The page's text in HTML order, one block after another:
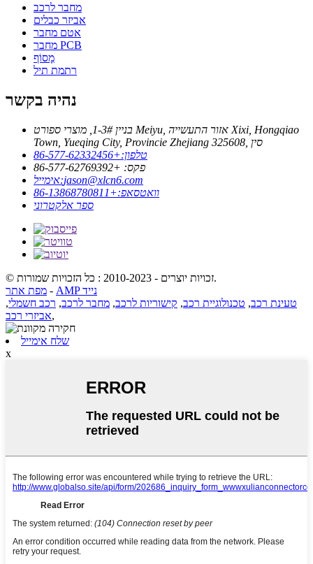
מחבר לרכב
אביזר כבלים
אטם מחבר
מחבר PCB
מָסוֹף
רתמת תיל
נהיה בקשר
בניין 3#-1, מוצרי ספורט Meiyu, אזור התעשייה Xixi, Hongqiao
Town, Yueqing City, Provincie Zhejiang 325608, סין
טלפון:+86-577-62332456
פקס: +86-577-62769392
אימייל:jason@xlcn6.com
וואטסאפ:+86-13868780811
ספר אלקטרוני
© זכויות יוצרים - 2010-2023 : כל הזכויות שמורות.
מפת אתר -
AMP נייד
טעינת רכב, טכנולוגיית רכב, קישוריות לרכב, מחבר לרכב, רכב חשמלי,
אביזרי רכב,
שלח אימייל
x